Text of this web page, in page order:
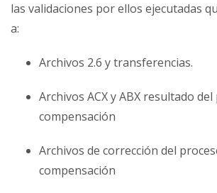
las validaciones por ellos ejecutadas
a:
Archivos 2.6 y transferencias.
Archivos ACX y ABX resultado
compensación
Archivos de corrección del
compensación